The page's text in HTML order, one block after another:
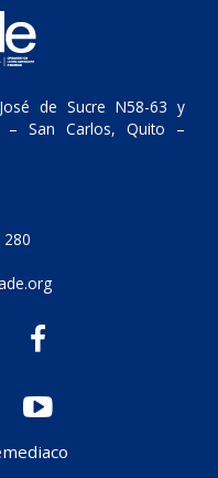
de Sucre N58-63 y
– San Carlos, Quito –